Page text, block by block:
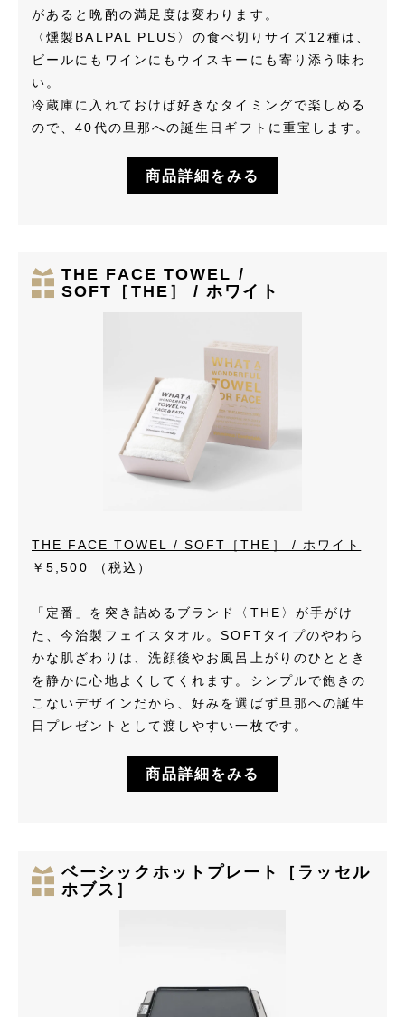
があると晩酌の満足度は変わります。
〈燻製BALPAL PLUS〉の食べ切りサイズ12種は、
ビールにもワインにもウイスキーにも寄り添う味わ
い。
冷蔵庫に入れておけば好きなタイミングで楽しめる
ので、40代の旦那への誕生日ギフトに重宝します。
商品詳細をみる
THE FACE TOWEL /
SOFT［THE］ / ホワイト
THE FACE TOWEL / SOFT［THE］ / ホワイト
￥5,500
（税込）
「定番」を突き詰めるブランド〈THE〉が手がけ
た、今治製フェイスタオル。SOFTタイプのやわら
かな肌ざわりは、洗顔後やお風呂上がりのひととき
を静かに心地よくしてくれます。シンプルで飽きの
こないデザインだから、好みを選ばず旦那への誕生
日プレゼントとして渡しやすい一枚です。
商品詳細をみる
ベーシックホットプレート［ラッセル
ホブス］